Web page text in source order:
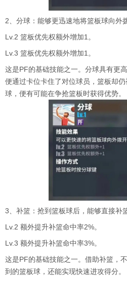
2、分球：能够更迅速地将篮板球向外
Lv.2 篮板优先权额外增加1。
Lv.3 篮板优先权额外增加1。
这是PF的基础技能之一。分球具有更
便通过卡位卡住了对位球员，篮板却
球，便有可能在争抢篮板时获得优势。
3、补篮：抢到篮板球后，能够直接补
Lv.2 额外提升补篮命中率2%。
Lv.3 额外提升补篮命中率3%。
这是PF的基础技能之一。借助补篮，
到的篮板球，还能实现快速进攻得分。